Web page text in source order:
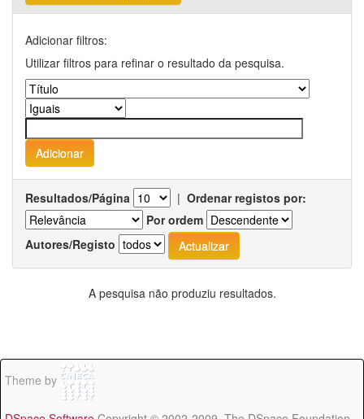
Adicionar filtros:
Utilizar filtros para refinar o resultado da pesquisa.
Resultados/Página | Ordenar registos por:
Por ordem
Autores/Registo
A pesquisa não produziu resultados.
Theme by